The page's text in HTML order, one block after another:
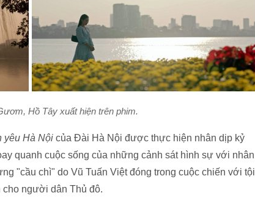
Hồ Tây xuất hiện trên phim.
yêu Hà Nội của Đài Hà Nội được thực hiện nhân dịp kỷ
quanh cuộc sống của những cảnh sát hình sự với nhân
"cầu chì" do Vũ Tuấn Việt đóng trong cuộc chiến với tội
cho người dân Thủ đô.